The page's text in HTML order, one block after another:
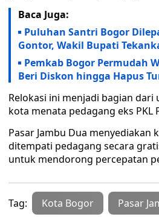
Baca Juga:
Puluhan Santri Bogor
Gontor, Wakil Bupati
Pemkab Bogor Permudah
Beri Diskon hingga Hapus
Relokasi ini menjadi bagian dari
kota menata pedagang eks PKL
Pasar Jambu Dua menyediakan
ditempati pedagang secara
untuk mendorong percepatan
Tag: Kota Bogor Pasar